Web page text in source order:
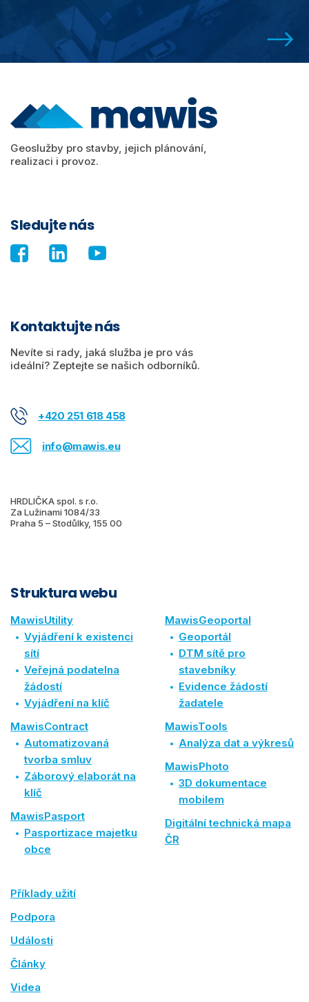
Geoslužby pro stavby, jejich plánování,
realizaci i provoz.
Sledujte nás
Kontaktujte nás
Nevíte si rady, jaká služba je pro vás
ideální? Zeptejte se našich odborníků.
+420 251 618 458
info@mawis.eu
HRDLIČKA spol. s r.o.
Za Lužinami 1084/33
Praha 5 – Stodůlky, 155 00
Struktura webu
MawisUtility
Vyjádření k existenci
sítí
Veřejná podatelna
žádostí
Vyjádření na klíč
MawisContract
Automatizovaná
tvorba smluv
Záborový elaborát na
klíč
MawisPasport
Pasportizace majetku
obce
MawisGeoportal
Geoportál
DTM sítě pro
stavebníky
Evidence žádostí
žadatele
MawisTools
Analýza dat a výkresů
MawisPhoto
3D dokumentace
mobilem
Digitální technická mapa
ČR
Příklady užití
Podpora
Události
Články
Videa